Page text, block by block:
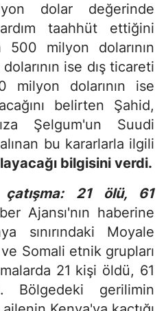
dolar değerinde
taahhüt ettiğini
500 milyon dolarının
ise dış ticareti
milyon dolarının ise
belirten Şahid,
Şelgum'un Suudi
bu kararlarla ilgili
bilgisini verdi.
21 ölü, 61
Ajansı'nın haberine
sınırındaki Moyale
Somali etnik grupları
21 kişi öldü, 61
Bölgedeki gerilimin